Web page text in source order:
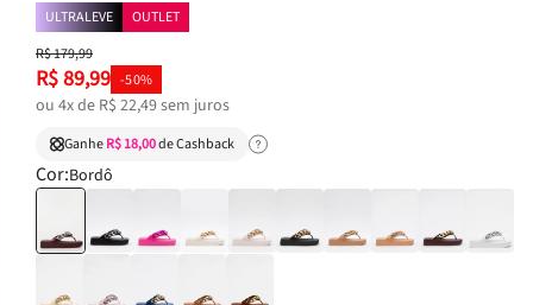
ULTRALEVE
OUTLET
R$179,99
R$89,99 -50%
ou 4x de R$ 22,49sem juros
GanheR$ 18,00de Cashback
Cor:Bordô